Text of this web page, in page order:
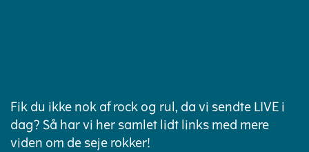
Fik du ikke nok af rock og rul, da vi sendte LIVE i
dag? Så har vi her samlet lidt links med mere
viden om de seje rokker!